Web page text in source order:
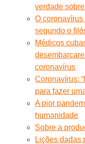
verdade
O
segundo o
Médicos
coronavírus
Coronavírus:
para fazer
A pior
humanidade
Sobre a
Lições dadas